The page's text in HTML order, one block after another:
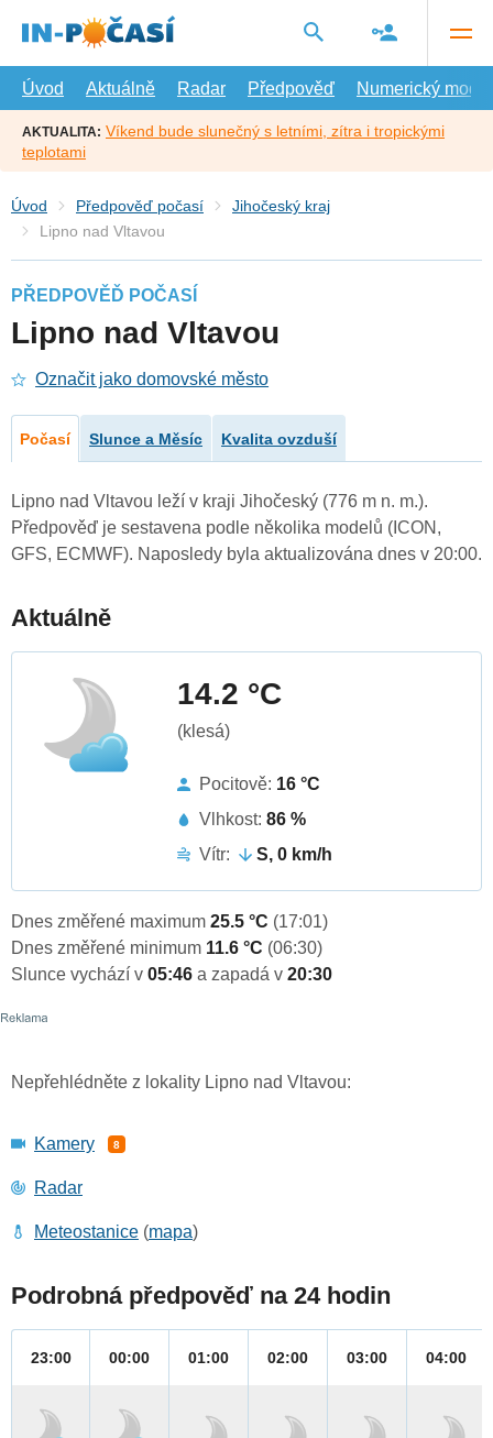
hlavní
Úvod
Aktuálně Radar Předpověď Numerický model
AKTUALITA: Víkend bude slunečný s letními, zítra i tropickými
teplotami
Úvod Předpověď počasí
Jihočeský kraj
Lipno nad Vltavou
PŘEDPOVĚĎ POČASÍ
Lipno nad Vltavou
Označit jako domovské město
Počasí Slunce a Měsíc Kvalita ovzduší
Lipno nad Vltavou leží v kraji Jihočeský (776 m n. m.).
Předpověď je sestavena podle několika modelů (ICON,
GFS, ECMWF). Naposledy byla aktualizována dnes v 20:00.
Aktuálně
14.2 °C
(klesá)
Pocitově: 16 °C
Vlhkost: 86 %
Vítr:
S, 0 km/h
Dnes změřené maximum 25.5 °C (17:01)
Dnes změřené minimum 11.6 °C (06:30)
Slunce vychází v 05:46 a zapadá v 20:30
Nepřehlédněte z lokality Lipno nad Vltavou:
Kamery 8
Radar
Meteostanice (mapa)
Podrobná předpověď na 24 hodin
23:00 00:00 01:00 02:00 03:00 04:00